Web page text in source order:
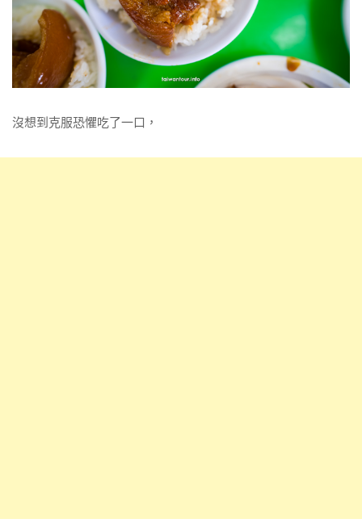
沒想到克服恐懼吃了一口，